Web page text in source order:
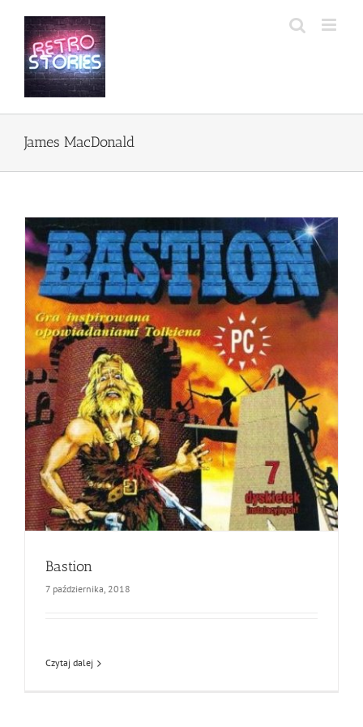
zawartości
James MacDonald
Bastion
7 października, 2018
Czytaj dalej